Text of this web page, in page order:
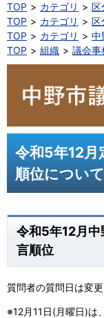
TOP カテゴリ 区
TOP
カテゴリ 区
TOP
カテゴリ 中
TOP
組織 議会事
令和5年12
順位について
令和5年12月
言順位
質問者の質問日は変
※12月11日(月曜日)は